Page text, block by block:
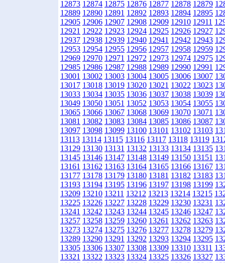
12873 12874 12875 12876 12877 12878 12879
12889 12890 12891 12892 12893 12894 12895
12905 12906 12907 12908 12909 12910 12911
12921 12922 12923 12924 12925 12926 12927
12937 12938 12939 12940 12941 12942 12943
12953 12954 12955 12956 12957 12958 12959
12969 12970 12971 12972 12973 12974 12975
12985 12986 12987 12988 12989 12990 12991
13001 13002 13003 13004 13005 13006 13007
13017 13018 13019 13020 13021 13022 13023
13033 13034 13035 13036 13037 13038 13039
13049 13050 13051 13052 13053 13054 13055
13065 13066 13067 13068 13069 13070 13071
13081 13082 13083 13084 13085 13086 13087
13097 13098 13099 13100 13101 13102 13103
13113 13114 13115 13116 13117 13118 13119
13129 13130 13131 13132 13133 13134 13135
13145 13146 13147 13148 13149 13150 13151
13161 13162 13163 13164 13165 13166 13167
13177 13178 13179 13180 13181 13182 13183
13193 13194 13195 13196 13197 13198 13199
13209 13210 13211 13212 13213 13214 13215
13225 13226 13227 13228 13229 13230 13231
13241 13242 13243 13244 13245 13246 13247
13257 13258 13259 13260 13261 13262 13263
13273 13274 13275 13276 13277 13278 13279
13289 13290 13291 13292 13293 13294 13295
13305 13306 13307 13308 13309 13310 13311
13321 13322 13323 13324 13325 13326 13327